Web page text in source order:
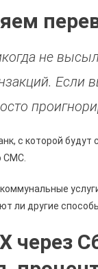
не
Если
с которой
СМС.
ли другие
через